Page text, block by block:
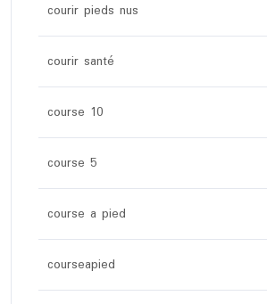
courir pieds nus
courir santé
course 10
course 5
course a pied
courseapied